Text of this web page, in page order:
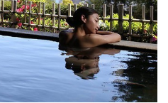
利用いただけます
ーズ
きお子様１名様まで利用可能。
円 / 幼児 1,650円 / 2歳以下